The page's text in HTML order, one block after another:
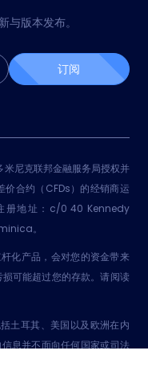
与版本发布。
订阅
尼克联邦金融服务局授权并
价合约（CFDs）的经销商运
册地址：c/0 40 Kennedy
。
化产品，会对您的资金带来
可能超过您的存款。请阅读
土耳其、美国以及欧洲在内
息并不面向任何国家或司法